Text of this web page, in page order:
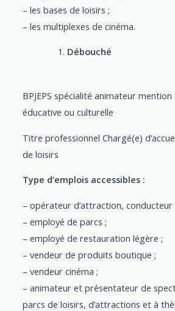
– les bases de loisirs ;
– les multiplexes de cinéma.
Débouché
BPJEPS spécialité animateur
éducative ou culturelle
Titre professionnel Chargé(e)
de loisirs
Type d’emplois accessibles :
– opérateur d’attraction, conducteur
– employé de parcs ;
– employé de restauration légère ;
– vendeur de produits boutique ;
– vendeur cinéma ;
– animateur et présentateur de
parcs de loisirs, d’attractions et à